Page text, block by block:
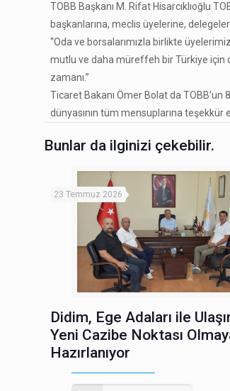
TOBB Başkanı M. Rifat Hisarcıklıoğlu
başkanlarına, meclis üyelerine,
“Oda ve borsalarımızla birlikte
mutlu ve daha müreffeh bir Türkiye için
zamanı.”
Ticaret Bakanı Ömer Bolat da TOBB’un
dünyasının tüm mensuplarına teşekkür
Bunlar da ilginizi çekebilir.
23 Temmuz 2026
Didim, Ege Adaları ile
Yeni Cazibe Noktası
Hazırlanıyor